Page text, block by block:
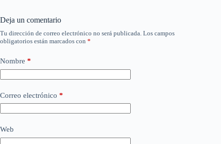
Deja un comentario
Tu dirección de correo electrónico no será publicada. Los campos
obligatorios están marcados con *
Nombre *
Correo electrónico *
Web